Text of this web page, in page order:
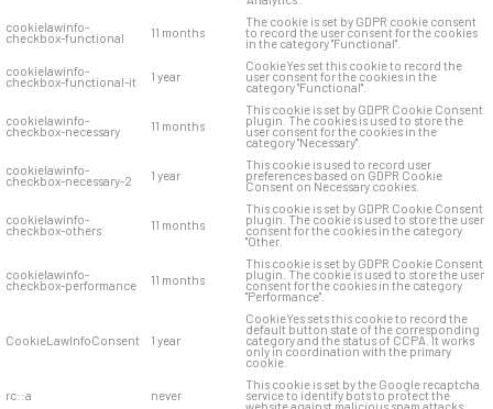
cookielawinfo-
checkbox-functional 11 months
The cookie is set by GDPR cookie consent
to record the user consent for the cookies
in the category "Functional".
cookielawinfo-
checkbox-functional-it 1 year
CookieYes set this cookie to record the
user consent for the cookies in the
category "Functional".
cookielawinfo-
checkbox-necessary 11 months
This cookie is set by GDPR Cookie Consent
plugin. The cookies is used to store the
user consent for the cookies in the
category "Necessary".
cookielawinfo-
checkbox-necessary-2 1 year
This cookie is used to record user
preferences based on GDPR Cookie
Consent on Necessary cookies.
cookielawinfo-
checkbox-others 11 months
This cookie is set by GDPR Cookie Consent
plugin. The cookie is used to store the user
consent for the cookies in the category
"Other.
cookielawinfo-
checkbox-performance 11 months
This cookie is set by GDPR Cookie Consent
plugin. The cookie is used to store the user
consent for the cookies in the category
"Performance".
CookieLawInfoConsent 1 year
CookieYes sets this cookie to record the
default button state of the corresponding
category and the status of CCPA. It works
only in coordination with the primary
cookie.
rc::a never
This cookie is set by the Google recaptcha
service to identify bots to protect the